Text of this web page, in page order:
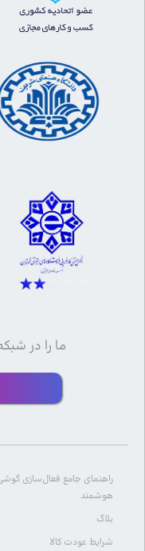
ما را در
راهنمای جامع فعال‌سازی
هوشمند
بلاگ
شرایط عودت کالا